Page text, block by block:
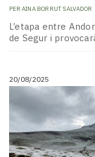
PER AINA BORRUT SALVADOR
L’etapa entre
de Segur i
20/08/2025